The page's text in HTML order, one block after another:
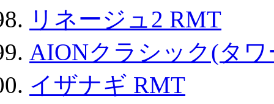
リネージュ2 RMT
AIONクラシック(タ
イザナギ RMT